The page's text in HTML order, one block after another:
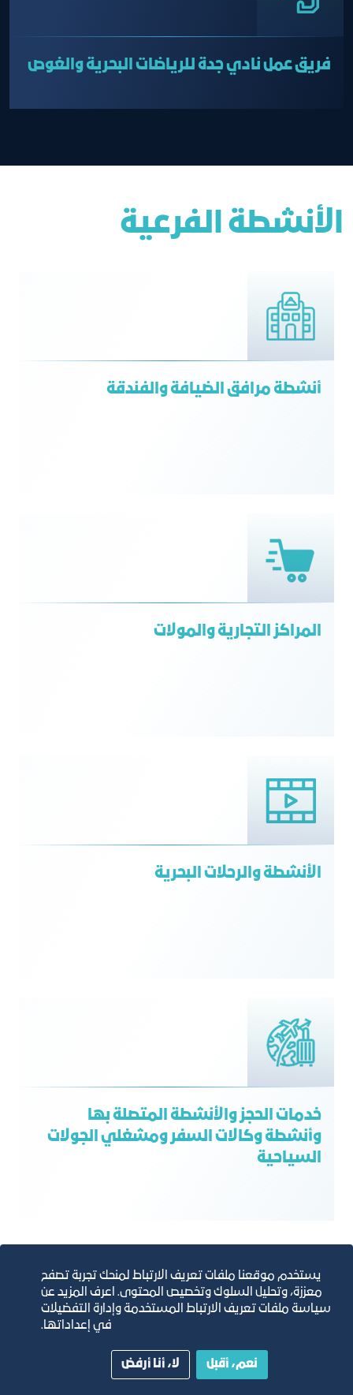
فريق عمل نادي جدة للرياضات البحرية والغوص
الأنشطة الفرعية
أنشطة مرافق الضيافة والفندقة
المراكز التجارية والمولات
الأنشطة والرحلات البحرية
خدمات الحجز والأنشطة المتصلة بها
وأنشطة وكالات السفر ومشغلي الجولات
السياحية
أنشطة المطاعم والمقاهي والتموين
يستخدم موقعنا ملفات تعريف الارتباط لمنحك تجربة تصفح
معززة، وتحليل السلوك وتخصيص المحتوى. اعرف المزيد عن
سياسة ملفات تعريف الارتباط المستخدمة وإدارة التفضيلات
في إعداداتها.
نعم، أقبل لا، أنا أرفض